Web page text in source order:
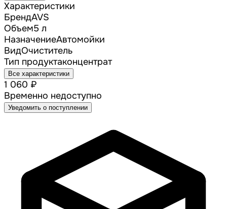
Характеристики
БрендAVS
Объем5 л
НазначениеАвтомойки
ВидОчиститель
Тип продуктаконцентрат
Все характеристики
1 060 ₽
Временно недоступно
Уведомить о поступлении